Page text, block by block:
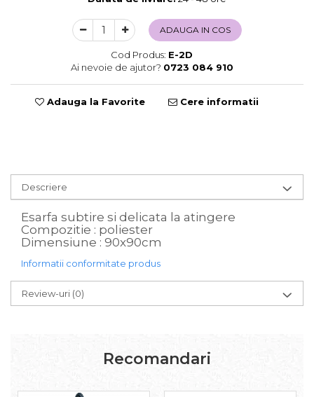
Crengute Decorative
Decoratiuni Luminoase
Coronite & Ghirlande
Aromaterapie Craciun
ADAUGA IN COS
Cod Produs: E-2D
Ai nevoie de ajutor? 0723 084 910
Adauga la Favorite Cere informatii
Descriere
Esarfa subtire si delicata la atingere
Compozitie : poliester
Dimensiune : 90x90cm
Informatii conformitate produs
Review-uri (0)
Recomandari